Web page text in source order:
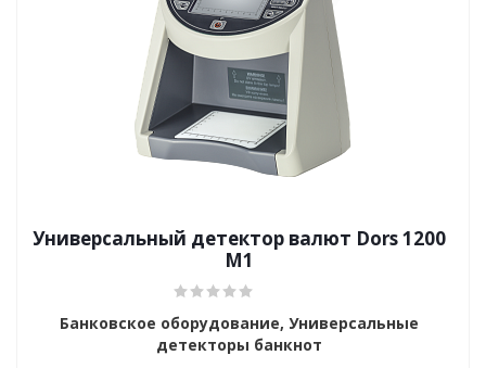
Универсальный детектор валют Dors 1200
M1
Банковское оборудование, Универсальные
детекторы банкнот